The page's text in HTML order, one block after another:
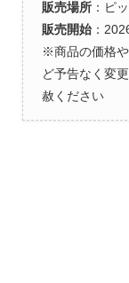
販売場所：ピ
販売開始：
※商品の価格
ど予告なく変
赦ください